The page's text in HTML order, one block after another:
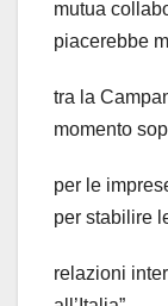
mutua
piacerebbe
tra la
momento
per le
per stabilire
relazioni